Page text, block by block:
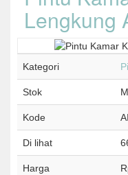
Lengkung
Kategori
Stok
Kode
Di lihat
Harga